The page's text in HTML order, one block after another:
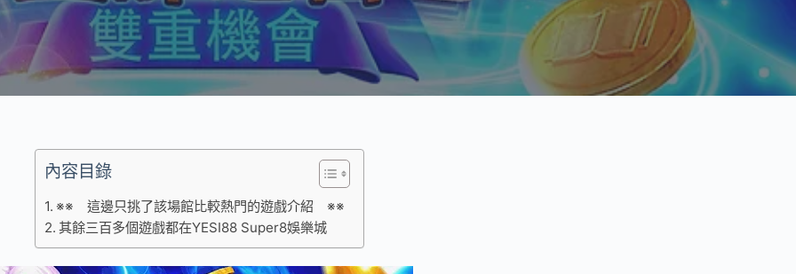
內容目錄
※※ 這邊只挑了該場館比較熱門的遊戲介紹 ※※
其餘三百多個遊戲都在YESI88 Super8娛樂城